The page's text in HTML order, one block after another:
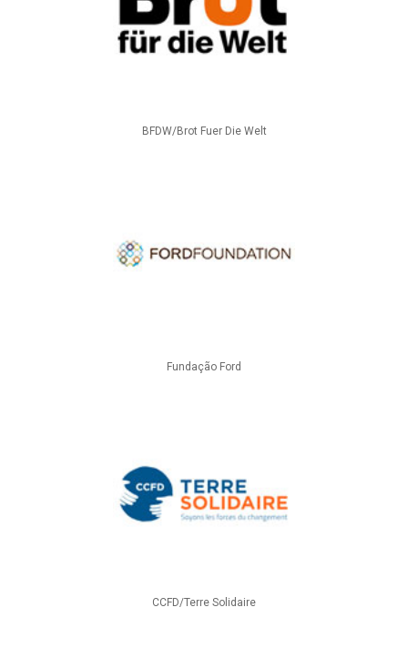
BFDW/Brot Fuer Die Welt
Fundação Ford
CCFD/Terre Solidaire